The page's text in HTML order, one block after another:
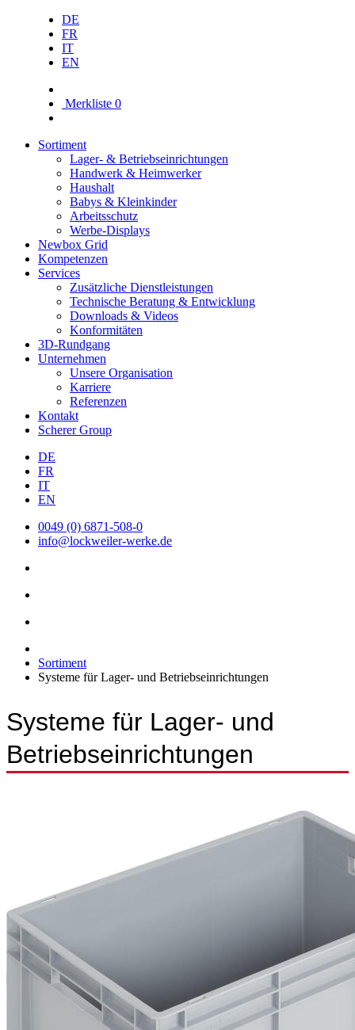
DE
FR
IT
EN
Merkliste 0
Sortiment
Lager- & Betriebs­einrichtungen
Handwerk & Heimwerker
Haushalt
Babys & Kleinkinder
Arbeitsschutz
Werbe-Displays
Newbox Grid
Kompetenzen
Services
Zusätzliche Dienstleistungen
Technische Beratung & Entwicklung
Downloads & Videos
Konformitäten
3D-Rundgang
Unternehmen
Unsere Organisation
Karriere
Referenzen
Kontakt
Scherer Group
DE
FR
IT
EN
0049 (0) 6871-508-0
info@lockweiler-werke.de
Sortiment
Systeme für Lager- und Betriebseinrichtungen
Systeme für Lager- und
Betriebseinrichtungen